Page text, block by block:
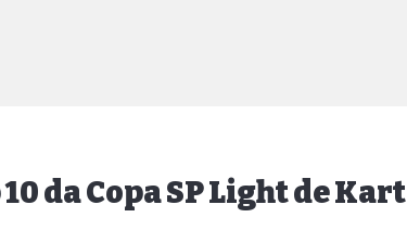
da Copa SP Light de Kart